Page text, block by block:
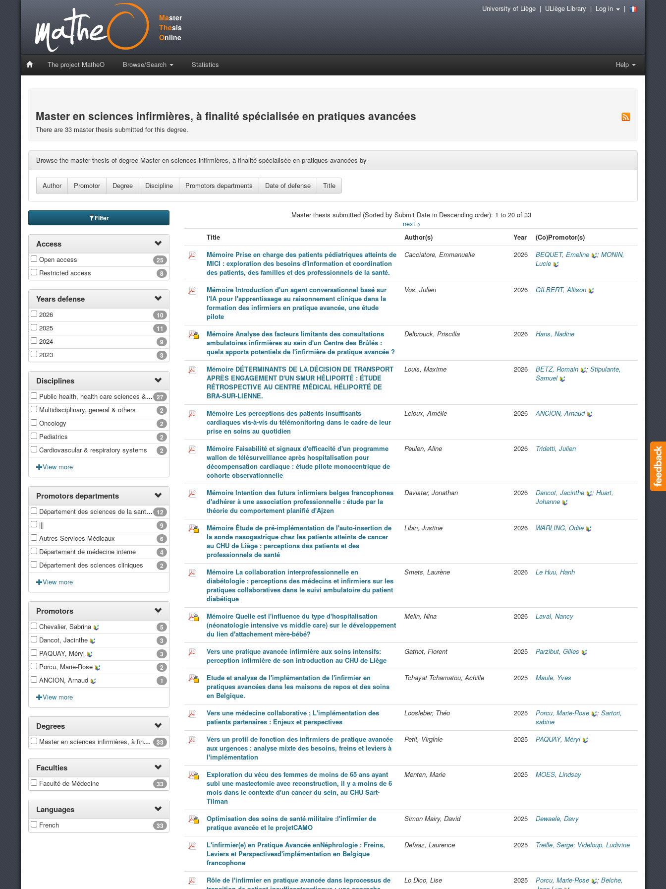
Master
Thesis
Online
The project MatheO Browse/Search Statistics Help
University of Liège| ULiège Library | Log in |
Master en sciences infirmières, à finalité spécialisée en pratiques avancées
There are 33 master thesis submitted for this degree.
Browse the master thesis of degree Master en sciences infirmières, à finalité spécialisée en pratiques avancées by
Master thesis submitted (Sorted by Submit Date in Descending order): 1 to 20 of 33
next >
Title
Author(s) Year
(Co)Promotor(s)
Mémoire Prise en charge des patients pédiatriques atteints de
MICI : exploration des besoins d'information et coordination
des patients, des familles et des professionnels de la santé.
Cacciatore, Emmanuelle 2026 BEQUET, Emeline ; MONIN,
Lucie
Mémoire Introduction d'un agent conversationnel basé sur
l'IA pour l'apprentissage au raisonnement clinique dans la
formation des infirmiers en pratique avancée, une étude
pilote
Vos, Julien 2026 GILBERT, Allison
Mémoire Analyse des facteurs limitants des consultations
ambulatoires infirmières au sein d'un Centre des Brûlés :
quels apports potentiels de l'infirmière de pratique avancée ?
Delbrouck, Priscilla 2026 Hans, Nadine
Mémoire DÉTERMINANTS DE LA DÉCISION DE TRANSPORT
APRÈS ENGAGEMENT D'UN SMUR HÉLIPORTÉ : ÉTUDE
RÉTROSPECTIVE AU CENTRE MÉDICAL HÉLIPORTÉ DE
BRA-SUR-LIENNE.
Louis, Maxime 2026 BETZ, Romain ; Stipulante,
Samuel
Mémoire Les perceptions des patients insuffisants
cardiaques vis-à-vis du télémonitoring dans le cadre de leur
prise en soins au quotidien
Leloux, Amélie 2026 ANCION, Arnaud
Mémoire Faisabilité et signaux d'efficacité d'un programme
wallon de télésurveillance après hospitalisation pour
décompensation cardiaque : étude pilote monocentrique de
cohorte observationnelle
Peulen, Aline 2026 Tridetti, Julien
Mémoire Intention des futurs infirmiers belges francophones
d'adhérer à une association professionnelle : étude par la
théorie du comportement planifié d'Ajzen
Davister, Jonathan 2026 Dancot, Jacinthe ; Huart,
Johanne
Mémoire Étude de pré-implémentation de l'auto-insertion de
la sonde nasogastrique chez les patients atteints de cancer
au CHU de Liège : perceptions des patients et des
professionnels de santé
Libin, Justine 2026 WARLING, Odile
Mémoire La collaboration interprofessionnelle en
diabétologie : perceptions des médecins et infirmiers sur les
pratiques collaboratives dans le suivi ambulatoire du patient
diabétique
Smets, Laurène 2026 Le Huu, Hanh
Mémoire Quelle est l'influence du type d'hospitalisation
(néonatologie intensive vs middle care) sur le développement
du lien d'attachement mère-bébé?
Melin, Nina 2026 Laval, Nancy
Vers une pratique avancée infirmière aux soins intensifs:
perception infirmière de son introduction au CHU de Liège
Gathot, Florent 2025 Parzibut, Gilles
Etude et analyse de l'implémentation de l'infirmier en
pratiques avancées dans les maisons de repos et des soins
en Belgique.
Tchayat Tchamatou, Achille 2025 Maule, Yves
Vers une médecine collaborative ; L'implémentation des
patients partenaires : Enjeux et perspectives
Loosleber, Théo 2025 Porcu, Marie-Rose ; Sartori,
sabine
Vers un profil de fonction des infirmiers de pratique avancée
aux urgences : analyse mixte des besoins, freins et leviers à
l'implémentation
Petit, Virginie 2025 PAQUAY, Méryl
Exploration du vécu des femmes de moins de 65 ans ayant
subi une mastectomie avec reconstruction, il y a moins de 6
mois dans le contexte d'un cancer du sein, au CHU Sart-
Tilman
Menten, Marie 2025 MOES, Lindsay
Optimisation des soins de santé militaire :l'infirmier de
pratique avancée et le projetCAMO
Simon Mairy, David 2025 Dewaele, Davy
L'infirmier(e) en Pratique Avancée enNéphrologie : Freins,
Leviers et Perspectivesd'implémentation en Belgique
francophone
Defaaz, Laurence 2025 Treille, Serge; Videloup, Ludivine
Rôle de l'infirmier en pratique avancée dans leprocessus de
Lo Dico, Lise 2025 Porcu, Marie-Rose ; Belche,
Filter
Access
25
Open access
8
Restricted access
Years defense
10
2026
11
2025
9
2024
3
2023
Disciplines
27
Public health, health care sciences & services
2
Multidisciplinary, general & others
2
Oncology
2
Pediatrics
2
Cardiovascular & respiratory systems
View more
Promotors departments
12
Département des sciences de la santé publique
9
|||
6
Autres Services Médicaux
4
Département de médecine interne
2
Département des sciences cliniques
View more
Promotors
5
Chevalier, Sabrina
3
Dancot, Jacinthe
3
PAQUAY, Méryl
2
Porcu, Marie-Rose
1
ANCION, Arnaud
View more
Degrees
33
Master en sciences infirmières, à finalité spécialisée en pratiques avancées
Faculties
33
Faculté de Médecine
Languages
33
French